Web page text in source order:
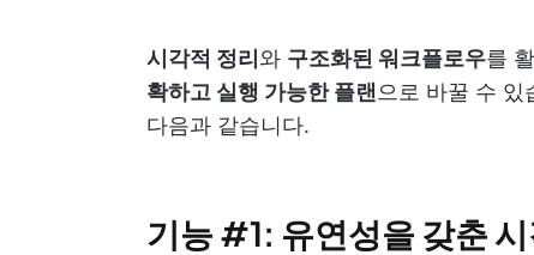
시각적 정리 와 구조화된 워크플로우를
확하고 실행 가능한 플랜 으로 바꿀 수
다음과 같습니다.
기능 #1: 유연성을 갖춘